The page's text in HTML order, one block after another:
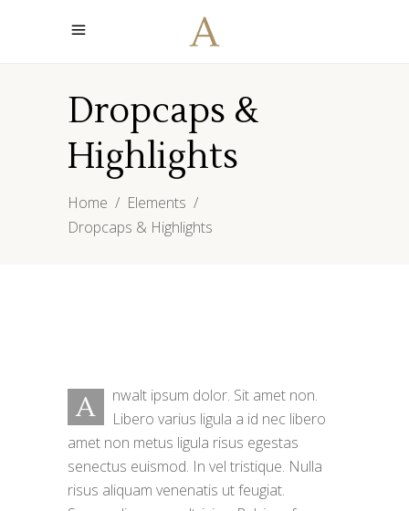
Dropcaps &
Highlights
Home / Elements /
Dropcaps & Highlights
A
nwalt ipsum dolor. Sit amet non.
Libero varius ligula a id nec libero
amet non metus ligula risus egestas
senectus euismod. In vel tristique. Nulla
risus aliquam venenatis ut feugiat.